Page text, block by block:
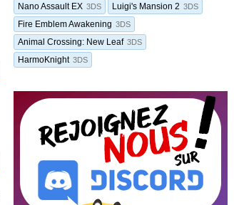
Nano Assault EX 3DS Luigi's Mansion 2 3DS
Fire Emblem Awakening 3DS
Animal Crossing: New Leaf 3DS
HarmoKnight 3DS